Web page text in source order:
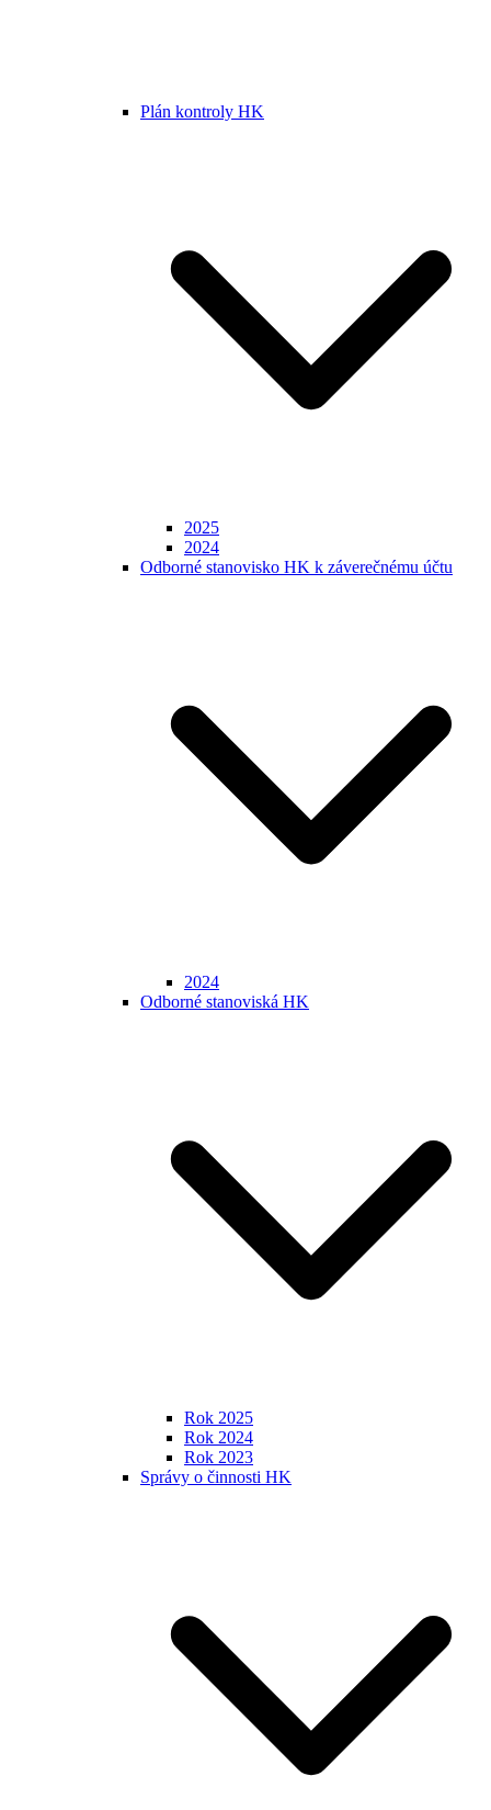
Plán kontroly HK
2025
2024
Odborné stanovisko HK k záverečnému účtu
2024
Odborné stanoviská HK
Rok 2025
Rok 2024
Rok 2023
Správy o činnosti HK